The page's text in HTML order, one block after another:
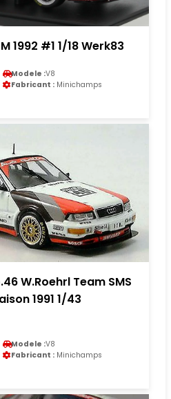
1992 #1 1/18 Werk83
Modele :V8
Fabricant : Minichamps
W.Roehrl Team SMS
1991 1/43
Modele :V8
Fabricant : Minichamps